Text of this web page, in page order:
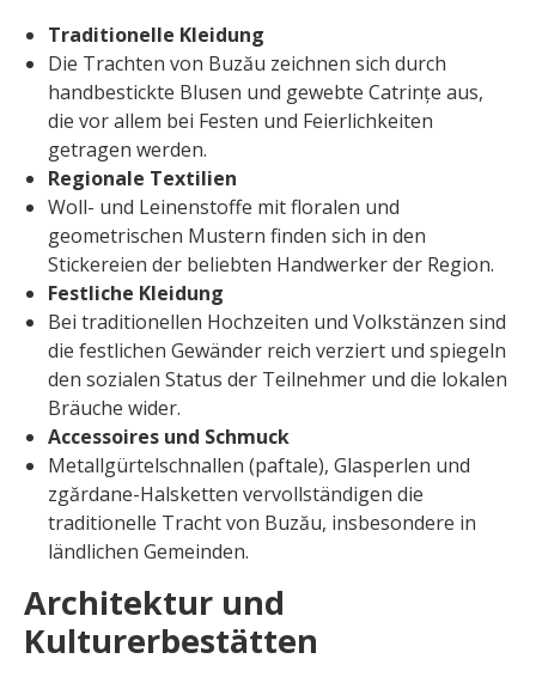
Traditionelle Kleidung
Die Trachten von Buzău zeichnen sich durch
handbestickte Blusen und gewebte Catrințe aus,
die vor allem bei Festen und Feierlichkeiten
getragen werden.
Regionale Textilien
Woll- und Leinenstoffe mit floralen und
geometrischen Mustern finden sich in den
Stickereien der beliebten Handwerker der Region.
Festliche Kleidung
Bei traditionellen Hochzeiten und Volkstänzen sind
die festlichen Gewänder reich verziert und spiegeln
den sozialen Status der Teilnehmer und die lokalen
Bräuche wider.
Accessoires und Schmuck
Metallgürtelschnallen (paftale), Glasperlen und
zgărdane-Halsketten vervollständigen die
traditionelle Tracht von Buzău, insbesondere in
ländlichen Gemeinden.
Architektur und
Kulturerbestätten